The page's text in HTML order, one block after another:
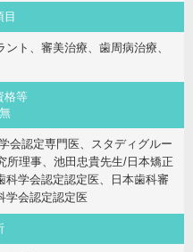
目
ト、審美治療、歯周病治療、
格等
会認定専門医、スタディグルー
所理事、池田忠貴先生/日本矯正
学会認定認定医、日本歯科審
学会認定認定医